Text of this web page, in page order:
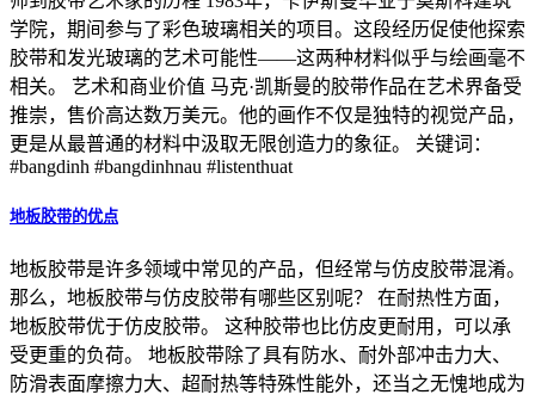
学院，期间参与了彩色玻璃相关的项目。这段经历促使他探索
胶带和发光玻璃的艺术可能性——这两种材料似乎与绘画毫不
相关。 艺术和商业价值 马克·凯斯曼的胶带作品在艺术界备受
推崇，售价高达数万美元。他的画作不仅是独特的视觉产品，
更是从最普通的材料中汲取无限创造力的象征。 关键词：
#bangdinh #bangdinhnau #listenthuat
地板胶带的优点
地板胶带是许多领域中常见的产品，但经常与仿皮胶带混淆。
那么，地板胶带与仿皮胶带有哪些区别呢？ 在耐热性方面，
地板胶带优于仿皮胶带。 这种胶带也比仿皮更耐用，可以承
受更重的负荷。 地板胶带除了具有防水、耐外部冲击力大、
防滑表面摩擦力大、超耐热等特殊性能外，还当之无愧地成为